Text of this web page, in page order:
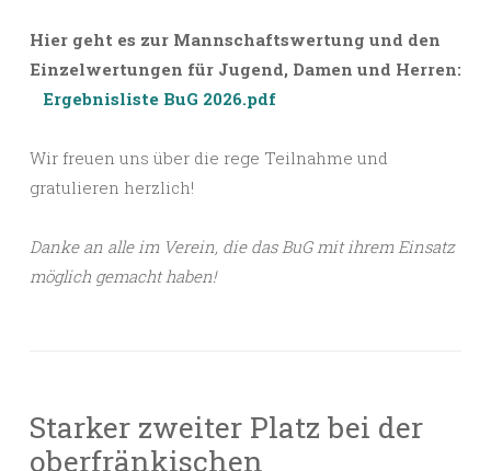
Hier geht es zur Mannschaftswertung und den
Einzelwertungen für Jugend, Damen und Herren:
Ergebnisliste BuG 2026.pdf
Wir freuen uns über die rege Teilnahme und
gratulieren herzlich!
Danke an alle im Verein, die das BuG mit ihrem Einsatz
möglich gemacht haben!
Starker zweiter Platz bei der
oberfränkischen